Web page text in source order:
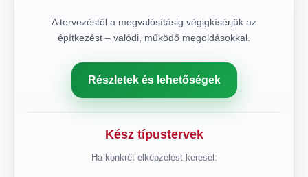
A tervezéstől a megvalósításig végigkísérjük az
építkezést – valódi, működő megoldásokkal.
Részletek és lehetőségek
Kész típustervek
Ha konkrét elképzelést keresel: